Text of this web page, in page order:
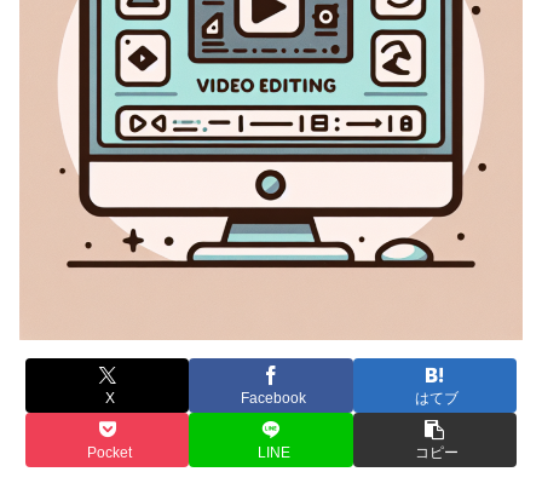
X Facebook はてブ
Pocket LINE コピー